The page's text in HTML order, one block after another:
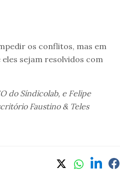
os conflitos, mas em
sejam resolvidos com
do Síndicolab, e Felipe
Faustino & Teles